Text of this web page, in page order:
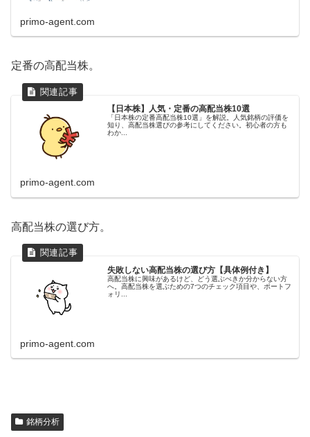
primo-agent.com
定番の高配当株。
【日本株】人気・定番の高配当株10選
「日本株の定番高配当株10選」を解説。人気銘柄の評価を
知り、高配当株選びの参考にしてください。初心者の方も
わか...
primo-agent.com
高配当株の選び方。
失敗しない高配当株の選び方【具体例付き】
高配当株に興味があるけど、どう選ぶべきか分からない方
へ。高配当株を選ぶための7つのチェック項目や、ポートフ
ォリ...
primo-agent.com
銘柄分析